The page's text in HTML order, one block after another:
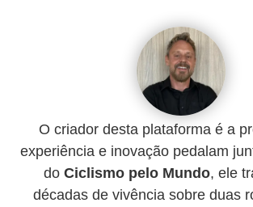
O criador desta plataforma é a
experiência e inovação pedalam
do Ciclismo pelo Mundo, ele
décadas de vivência sobre duas